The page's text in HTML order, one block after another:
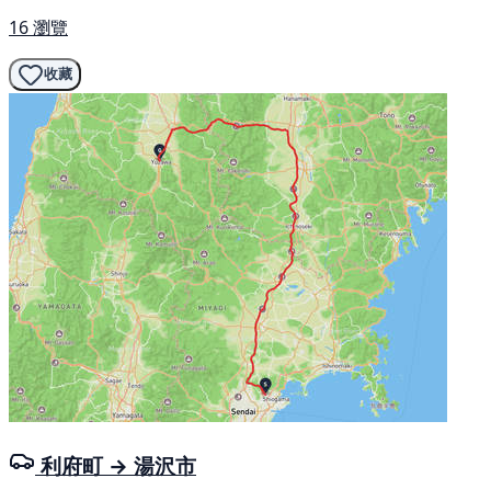
16 瀏覽
收藏
利府町 → 湯沢市